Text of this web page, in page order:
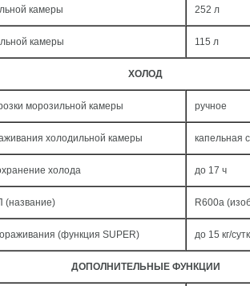
камеры 252 л
камеры 115 л
ХОЛОД
морозильной камеры ручное
холодильной камеры капельная
холода до 17 ч
(название) R600a
(функция SUPER) до 15 кг/
ДОПОЛНИТЕЛЬНЫЕ ФУНКЦИИ